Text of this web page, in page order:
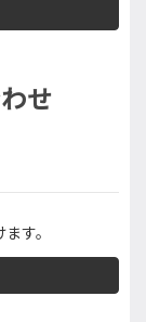
せ
す。